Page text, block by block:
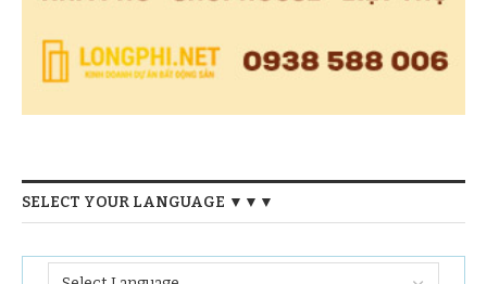
SELECT YOUR LANGUAGE ▼▼▼